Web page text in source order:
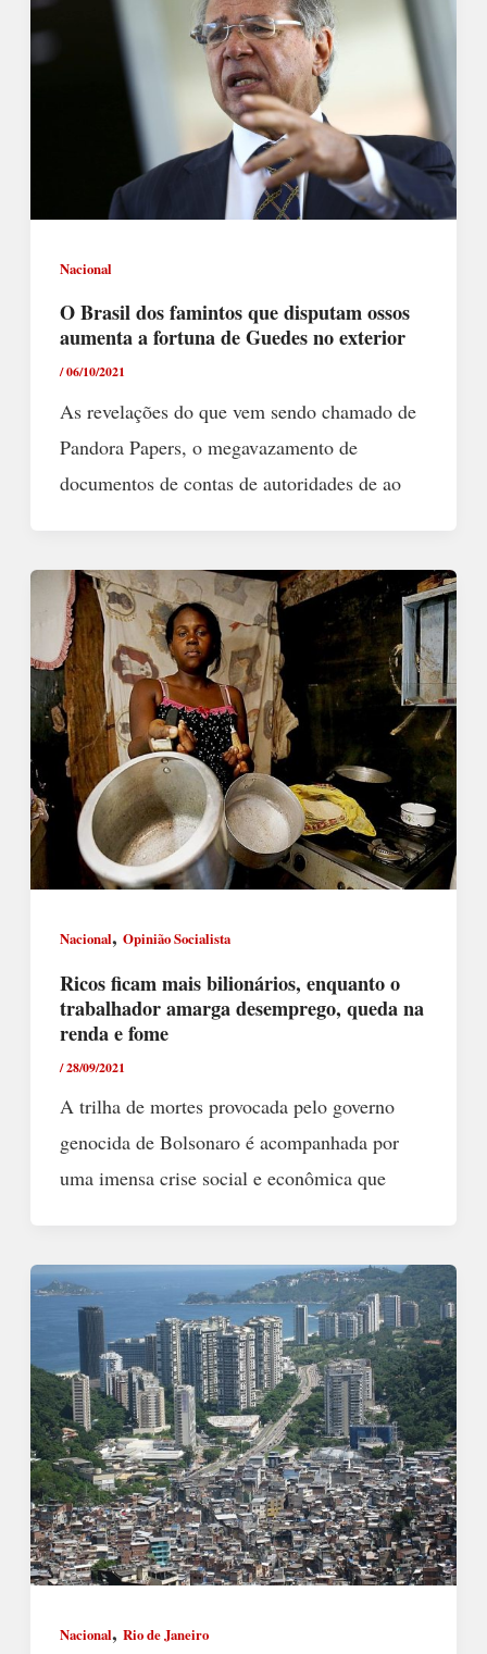
Nacional
O Brasil dos famintos que disputam ossos
aumenta a fortuna de Guedes no exterior
/06/10/2021
As revelações do que vem sendo chamado de
Pandora Papers, o megavazamento de
documentos de contas de autoridades de ao
Nacional, Opinião Socialista
Ricos ficam mais bilionários, enquanto o
trabalhador amarga desemprego, queda na
renda e fome
/28/09/2021
A trilha de mortes provocada pelo governo
genocida de Bolsonaro é acompanhada por
uma imensa crise social e econômica que
Nacional, Rio de Janeiro